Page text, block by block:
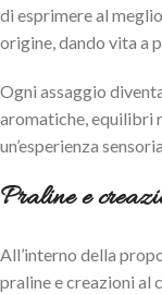
di esprimere al
origine, dando vita a
Ogni assaggio
aromatiche, equilibri
un’esperienza
Praline e
All’interno della
praline e creazioni al